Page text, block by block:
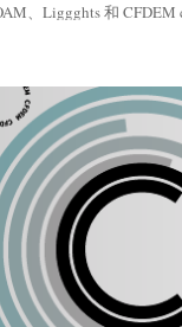
、Liggghts 和